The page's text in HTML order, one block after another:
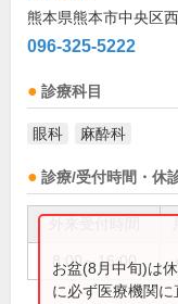
熊本県熊本市中央区
096-325-5222
診療科目
眼科 麻酔科
診療/受付時間・休
8:00～16:00
お盆(8月中旬)は
に必ず医療機関に